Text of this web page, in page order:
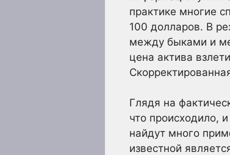
практике многие
100 долларов. В
между быками и
цена актива
Глядя на
что происходило,
найдут много
известной